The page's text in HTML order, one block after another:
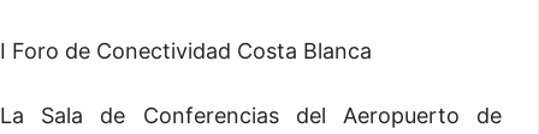
I Foro de Conectividad Costa Blanca
La Sala de Conferencias del Aeropuerto de